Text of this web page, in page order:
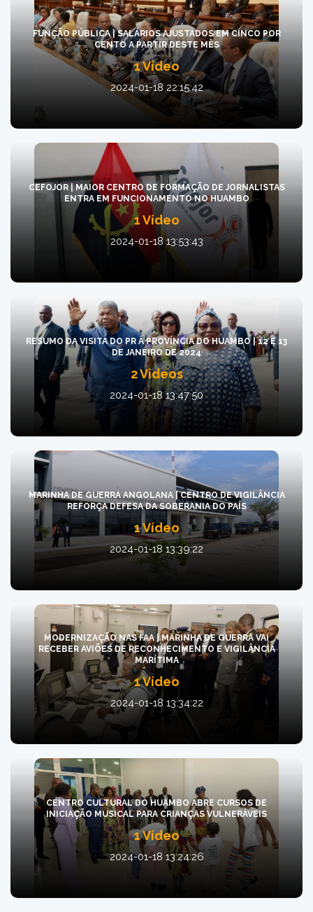
FUNÇÃO PÚBLICA | SALÁRIOS AJUSTADOS EM CINCO POR
CENTO A PARTIR DESTE MÊS
1 Vídeo
2024-01-18 22:15:42
CEFOJOR | MAIOR CENTRO DE FORMAÇÃO DE JORNALISTAS
ENTRA EM FUNCIONAMENTO NO HUAMBO
1 Vídeo
2024-01-18 13:53:43
RESUMO DA VISITA DO PR À PROVÍNCIA DO HUAMBO | 12 E 13
DE JANEIRO DE 2024
2 Videos
2024-01-18 13:47:50
MARINHA DE GUERRA ANGOLANA | CENTRO DE VIGILÂNCIA
REFORÇA DEFESA DA SOBERANIA DO PAÍS
1 Vídeo
2024-01-18 13:39:22
MODERNIZAÇÃO NAS FAA | MARINHA DE GUERRA VAI
RECEBER AVIÕES DE RECONHECIMENTO E VIGILÂNCIA
MARÍTIMA
1 Vídeo
2024-01-18 13:34:22
CENTRO CULTURAL DO HUAMBO ABRE CURSOS DE
INICIAÇÃO MUSICAL PARA CRIANÇAS VULNERÁVEIS
1 Vídeo
2024-01-18 13:24:26